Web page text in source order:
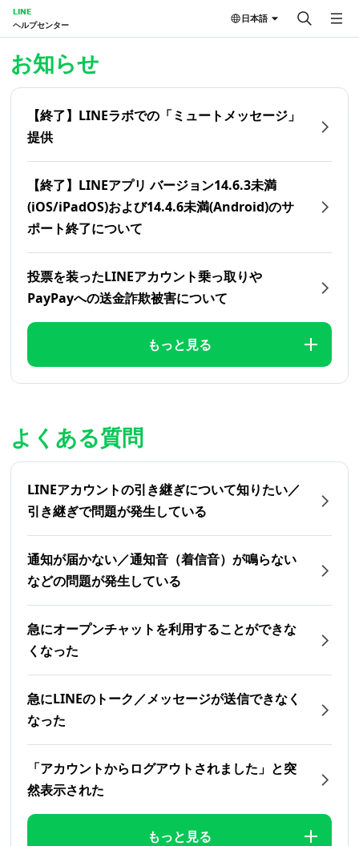
LINE
ヘルプセンター
日本語
お知らせ
【終了】LINEラボでの「ミュートメッセージ」
提供
【終了】LINEアプリ バージョン14.6.3未満
(iOS/iPadOS)および14.4.6未満(Android)のサ
ポート終了について
投票を装ったLINEアカウント乗っ取りや
PayPayへの送金詐欺被害について
もっと見る
よくある質問
LINEアカウントの引き継ぎについて知りたい／
引き継ぎで問題が発生している
通知が届かない／通知音（着信音）が鳴らない
などの問題が発生している
急にオープンチャットを利用することができな
くなった
急にLINEのトーク／メッセージが送信できなく
なった
「アカウントからログアウトされました」と突
然表示された
もっと見る